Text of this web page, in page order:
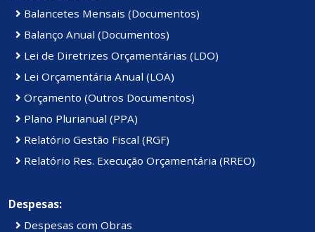
Balancetes Mensais (Documentos)
Balanço Anual (Documentos)
Lei de Diretrizes Orçamentárias (LDO)
Lei Orçamentária Anual (LOA)
Orçamento (Outros Documentos)
Plano Plurianual (PPA)
Relatório Gestão Fiscal (RGF)
Relatório Res. Execução Orçamentária (RREO)
Despesas:
Despesas com Obras